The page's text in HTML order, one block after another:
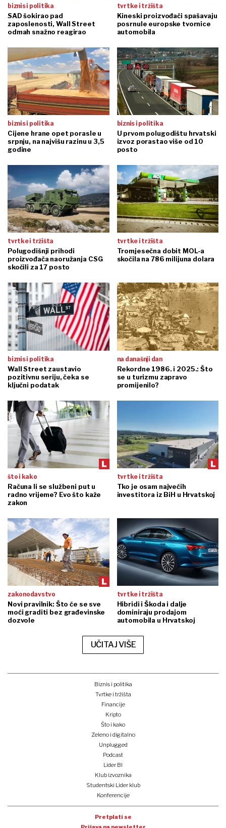
biznis i politika
SAD šokirao pad
zaposlenosti, Wall Street
odmah snažno reagirao
tvrtke i tržišta
Kineski proizvođači spašavaju
posrnule europske tvornice
automobila
biznis i politika
Cijene hrane opet porasle u
srpnju, na najvišu razinu u 3,5
godine
biznis i politika
U prvom polugodištu hrvatski
izvoz porastao više od 10
posto
tvrtke i tržišta
Polugodišnji prihodi
proizvođača naoružanja CSG
skočili za 17 posto
tvrtke i tržišta
Tromjesečna dobit MOL-a
skočila na 786 milijuna dolara
biznis i politika
Wall Street zaustavio
pozitivnu seriju, čeka se
ključni podatak
na današnji dan
Rekordne 1986. i 2025.: Što
se u turizmu zapravo
promijenilo?
što i kako
Računa li se službeni put u
radno vrijeme? Evo što kaže
zakon
tvrtke i tržišta
Tko je osam najvećih
investitora iz BiH u Hrvatskoj
zakonodavstvo
Novi pravilnik: Što će se sve
moći graditi bez građevinske
dozvole
tvrtke i tržišta
Hibridi i Škoda i dalje
dominiraju prodajom
automobila u Hrvatskoj
UČITAJ VIŠE
Biznis i politika
Tvrtke i tržišta
Financije
Kripto
Što i kako
Zeleno i digitalno
Unplugged
Podcast
Lider BI
Klub izvoznika
Studentski Lider klub
Konferencije
Pretplati se